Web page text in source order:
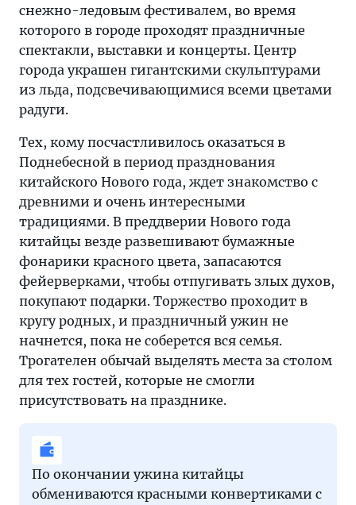
снежно-ледовым фестивалем, во время
которого в городе проходят праздничные
спектакли, выставки и концерты. Центр
города украшен гигантскими скульптурами
из льда, подсвечивающимися всеми цветами
радуги.
Тех, кому посчастливилось оказаться в
Поднебесной в период празднования
китайского Нового года, ждет знакомство с
древними и очень интересными
традициями. В преддверии Нового года
китайцы везде развешивают бумажные
фонарики красного цвета, запасаются
фейерверками, чтобы отпугивать злых духов,
покупают подарки. Торжество проходит в
кругу родных, и праздничный ужин не
начнется, пока не соберется вся семья.
Трогателен обычай выделять места за столом
для тех гостей, которые не смогли
присутствовать на празднике.
По окончании ужина китайцы
обмениваются красными конвертиками с